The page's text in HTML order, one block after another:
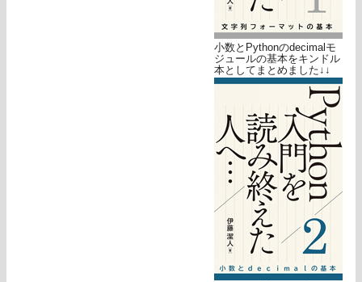
小数とPythonのdecimalモ
ジュールの基本をキンドル
本としてまとめました↓↓